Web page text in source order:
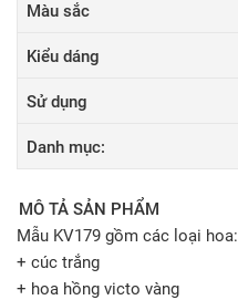
Màu sắc
Kiểu dáng
Sử dụng
Danh mục:
MÔ TẢ SẢN PHẨM
Mẫu KV179 gồm các loại hoa:
+ cúc trắng
+ hoa hồng victo vàng